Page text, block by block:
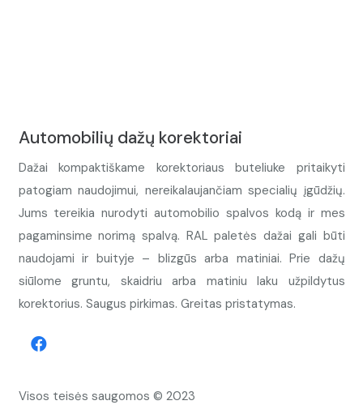
Automobilių dažų korektoriai
Dažai kompaktiškame korektoriaus buteliuke pritaikyti
patogiam naudojimui, nereikalaujančiam specialių įgūdžių.
Jums tereikia nurodyti automobilio spalvos kodą ir mes
pagaminsime norimą spalvą. RAL paletės dažai gali būti
naudojami ir buityje – blizgūs arba matiniai. Prie dažų
siūlome gruntu, skaidriu arba matiniu laku užpildytus
korektorius. Saugus pirkimas. Greitas pristatymas.
Visos teisės saugomos © 2023